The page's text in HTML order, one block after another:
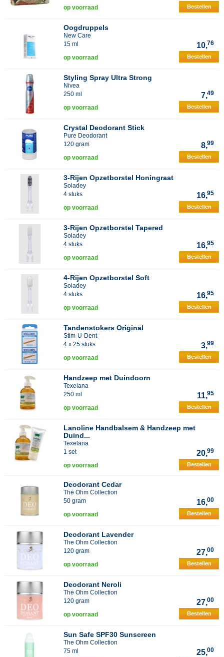
op voorraad Bestellen
Oogdruppels
New Care
15 ml
10,76
op voorraad Bestellen
Styling Spray Ultra Strong
Nivea
250 ml
7,49
op voorraad Bestellen
Crystal Deodorant Stick
Pure Deodorant
120 gram
8,99
op voorraad Bestellen
3-Rijen Opzetborstel Honingraat
Soladey
4 stuks
16,95
op voorraad Bestellen
3-Rijen Opzetborstel Tapered
Soladey
4 stuks
16,95
op voorraad Bestellen
4-Rijen Opzetborstel Soft
Soladey
4 stuks
16,95
op voorraad Bestellen
Tandenstokers Original
Stim-U-Dent
4 x 25 stuks
3,99
op voorraad Bestellen
Handzeep met Duindoorn
Texelana
250 ml
11,95
op voorraad Bestellen
Lanoline Handbalsem & Handzeep met
Duind...
Texelana
1 set
20,99
op voorraad Bestellen
Deodorant Cedar
The Ohm Collection
50 gram
16,00
op voorraad Bestellen
Deodorant Lavender
The Ohm Collection
120 gram
27,00
op voorraad Bestellen
Deodorant Neroli
The Ohm Collection
120 gram
27,00
op voorraad Bestellen
Sun Safe SPF30 Sunscreen
The Ohm Collection
75 ml
25,00